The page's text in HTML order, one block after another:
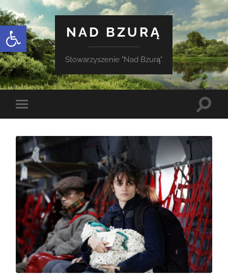
Otwórz pasek narzędzi
NAD BZURĄ
Stowarzyszenie "Nad Bzurą"
Toggle
mobile
Toggle